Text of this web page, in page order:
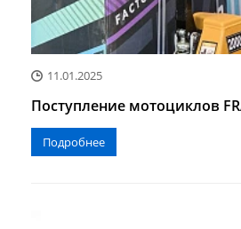
11.01.2025
Поступление мотоциклов
Подробнее